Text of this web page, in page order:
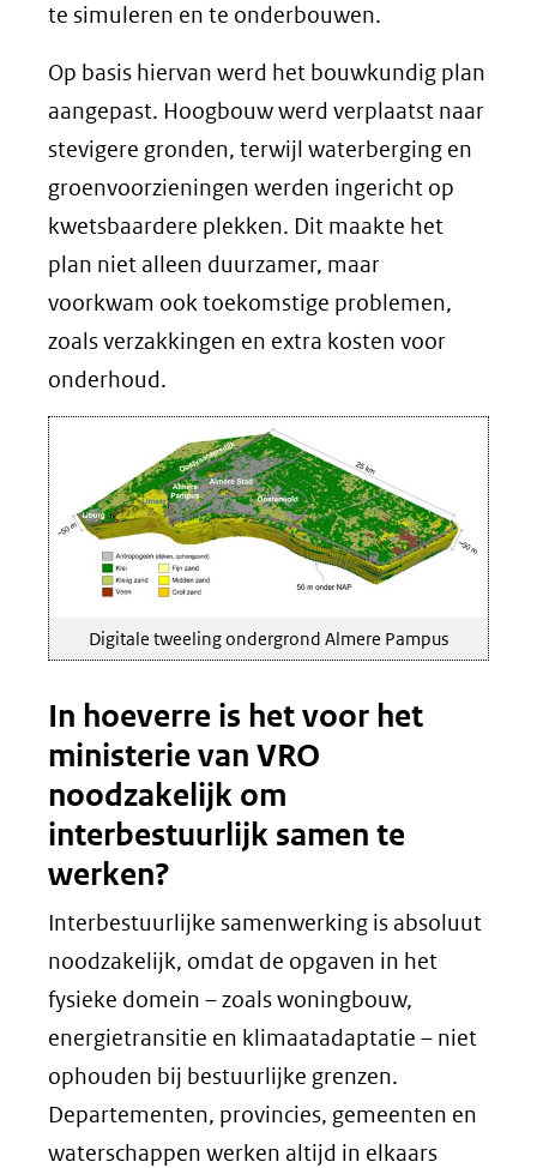
te simuleren en te onderbouwen.
Op basis hiervan werd het bouwkundig plan
aangepast. Hoogbouw werd verplaatst naar
stevigere gronden, terwijl waterberging en
groenvoorzieningen werden ingericht op
kwetsbaardere plekken. Dit maakte het
plan niet alleen duurzamer, maar
voorkwam ook toekomstige problemen,
zoals verzakkingen en extra kosten voor
onderhoud.
Digitale tweeling ondergrond Almere Pampus
In hoeverre is het voor het
ministerie van VRO
noodzakelijk om
interbestuurlijk samen te
werken?
Interbestuurlijke samenwerking is absoluut
noodzakelijk, omdat de opgaven in het
fysieke domein – zoals woningbouw,
energietransitie en klimaatadaptatie – niet
ophouden bij bestuurlijke grenzen.
Departementen, provincies, gemeenten en
waterschappen werken altijd in elkaars